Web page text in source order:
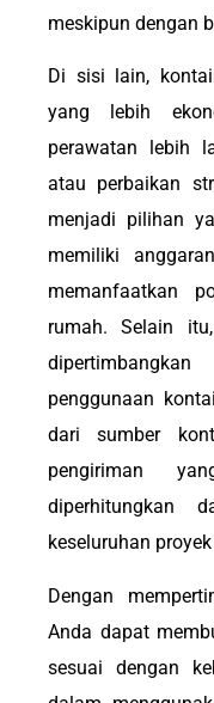
meskipun dengan
Di sisi lain,
yang lebih
perawatan lebih
atau perbaikan
menjadi pilihan
memiliki
memanfaatkan
rumah. Selain
penggunaan
dari sumber
pengiriman
diperhitungkan
keseluruhan
Dengan
Anda dapat
sesuai dengan